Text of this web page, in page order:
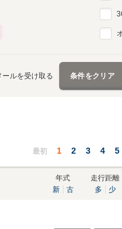
ールを受け取る 条件をクリア
最初 1 2 3 4 5
年式
新
古
走行距離
多
少